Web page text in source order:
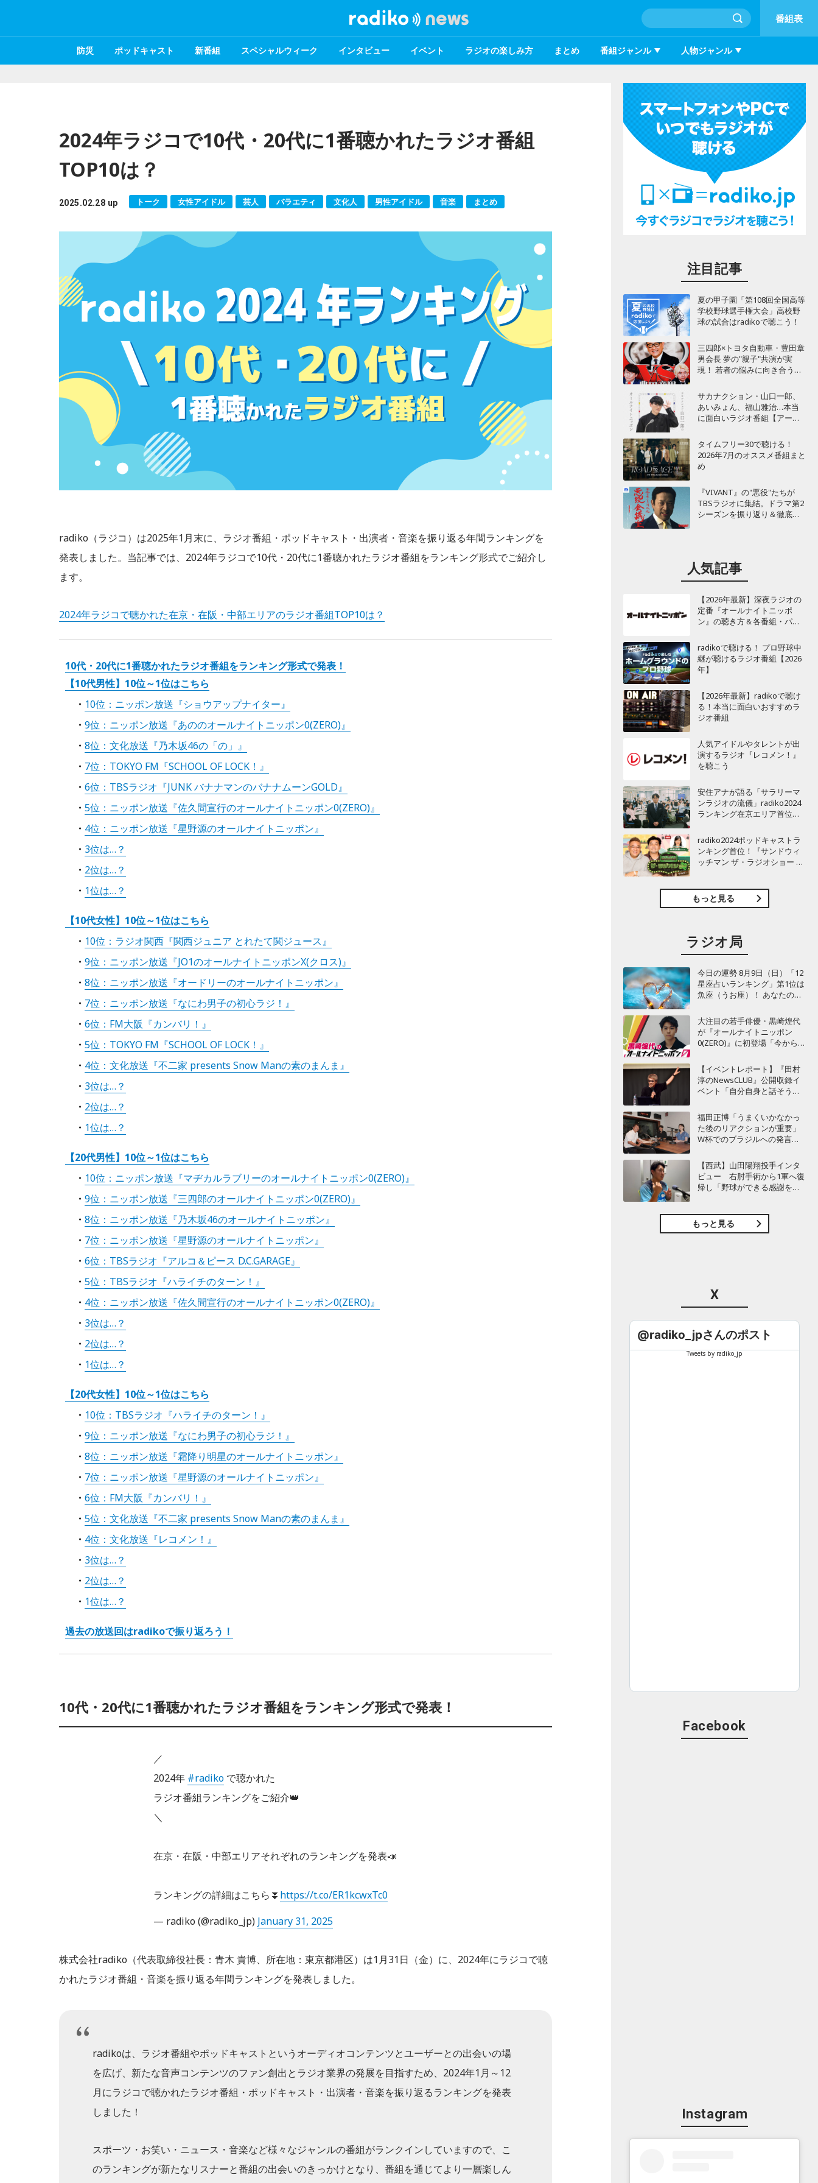
番組表
防災 ポッドキャスト 新番組 スペシャルウィーク インタビュー イベント ラジオの楽しみ方 まとめ 番組ジャンル 人物ジャンル
2024年ラジコで10代・20代に1番聴かれたラジオ番組
TOP10は？
2025.02.28 up トーク 女性アイドル 芸人 バラエティ 文化人 男性アイドル 音楽 まとめ
radiko（ラジコ）は2025年1月末に、ラジオ番組・ポッドキャスト・出演者・音楽を振り返る年間ランキングを
発表しました。当記事では、2024年ラジコで10代・20代に1番聴かれたラジオ番組をランキング形式でご紹介し
ます。
2024年ラジコで聴かれた在京・在阪・中部エリアのラジオ番組TOP10は？
10代・20代に1番聴かれたラジオ番組をランキング形式で発表！
【10代男性】10位～1位はこちら
10位：ニッポン放送『ショウアップナイター』
9位：ニッポン放送『あののオールナイトニッポン0(ZERO)』
8位：文化放送『乃木坂46の「の」』
7位：TOKYO FM『SCHOOL OF LOCK！』
6位：TBSラジオ『JUNK バナナマンのバナナムーンGOLD』
5位：ニッポン放送『佐久間宣行のオールナイトニッポン0(ZERO)』
4位：ニッポン放送『星野源のオールナイトニッポン』
3位は…？
2位は…？
1位は…？
【10代女性】10位～1位はこちら
10位：ラジオ関西『関西ジュニア とれたて関ジュース』
9位：ニッポン放送『JO1のオールナイトニッポンX(クロス)』
8位：ニッポン放送『オードリーのオールナイトニッポン』
7位：ニッポン放送『なにわ男子の初心ラジ！』
6位：FM大阪『カンバリ！』
5位：TOKYO FM『SCHOOL OF LOCK！』
4位：文化放送『不二家 presents Snow Manの素のまんま』
3位は…？
2位は…？
1位は…？
【20代男性】10位～1位はこちら
10位：ニッポン放送『マヂカルラブリーのオールナイトニッポン0(ZERO)』
9位：ニッポン放送『三四郎のオールナイトニッポン0(ZERO)』
8位：ニッポン放送『乃木坂46のオールナイトニッポン』
7位：ニッポン放送『星野源のオールナイトニッポン』
6位：TBSラジオ『アルコ＆ピース D.C.GARAGE』
5位：TBSラジオ『ハライチのターン！』
4位：ニッポン放送『佐久間宣行のオールナイトニッポン0(ZERO)』
3位は…？
2位は…？
1位は…？
【20代女性】10位～1位はこちら
10位：TBSラジオ『ハライチのターン！』
9位：ニッポン放送『なにわ男子の初心ラジ！』
8位：ニッポン放送『霜降り明星のオールナイトニッポン』
7位：ニッポン放送『星野源のオールナイトニッポン』
6位：FM大阪『カンバリ！』
5位：文化放送『不二家 presents Snow Manの素のまんま』
4位：文化放送『レコメン！』
3位は…？
2位は…？
1位は…？
過去の放送回はradikoで振り返ろう！
10代・20代に1番聴かれたラジオ番組をランキング形式で発表！
／
2024年 #radiko で聴かれた
ラジオ番組ランキングをご紹介👑
＼
在京・在阪・中部エリアそれぞれのランキングを発表📣
ランキングの詳細はこちら⏬ https://t.co/ER1kcwxTc0
— radiko (@radiko_jp) January 31, 2025
株式会社radiko（代表取締役社長：青木 貴博、所在地：東京都港区）は1月31日（金）に、2024年にラジコで聴
かれたラジオ番組・音楽を振り返る年間ランキングを発表しました。
radikoは、ラジオ番組やポッドキャストというオーディオコンテンツとユーザーとの出会いの場
を広げ、新たな音声コンテンツのファン創出とラジオ業界の発展を目指すため、2024年1月～12
月にラジコで聴かれたラジオ番組・ポッドキャスト・出演者・音楽を振り返るランキングを発表
しました！
スポーツ・お笑い・ニュース・音楽など様々なジャンルの番組がランクインしていますので、こ
のランキングが新たなリスナーと番組の出会いのきっかけとなり、番組を通じてより一層楽しん
注目記事
夏の甲子園「第108回全国高等
学校野球選手権大会」高校野
球の試合はradikoで聴こう！
三四郎×トヨタ自動車・豊田章
男会長 夢の"親子"共演が実
現！ 若者の悩みに向き合うポ
サカナクション・山口一郎、
あいみょん、福山雅治…本当
に面白いラジオ番組【アーテ
タイムフリー30で聴ける！
2026年7月のオススメ番組まと
め
『VIVANT』の"悪役"たちが
TBSラジオに集結。ドラマ第2
シーズンを振り返り＆徹底考
人気記事
【2026年最新】深夜ラジオの
定番『オールナイトニッポ
ン』の聴き方＆各番組・パー
radikoで聴ける！ プロ野球中
継が聴けるラジオ番組【2026
年】
【2026年最新】radikoで聴け
る！本当に面白いおすすめラ
ジオ番組
人気アイドルやタレントが出
演するラジオ『レコメン！』
を聴こう
安住アナが語る「サラリーマ
ンラジオの流儀」radiko2024
ランキング在京エリア首位
曜天国』インタビュー
radiko2024ポッドキャストラ
ンキング首位！『サンドウィ
ッチマン ザ・ラジオショー サ
もっと見る
ラジオ局
今日の運勢 8月9日（日）「12
星座占いランキング」第1位は
魚座（うお座）！ あなたの星
大注目の若手俳優・黒崎煌代
が『オールナイトニッポン
0(ZERO)』に初登場「今からと
す！」
【イベントレポート】『田村
淳のNewsCLUB』公開収録イ
ベント「自分自身と話そうの
に“人生の最後に流したい
曲”などをテーマにトーク
福田正博「うまくいかなかっ
た後のリアクションが重要」
W杯でのブラジルへの発言が
期待することは？
【西武】山田陽翔投手インタ
ビュー 右肘手術から1軍へ復
帰し「野球ができる感謝を再
もっと見る
X
@radiko_jpさんのポスト
Tweets by radiko_jp
Facebook
Instagram